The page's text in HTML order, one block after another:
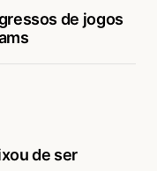
de jogos
de ser